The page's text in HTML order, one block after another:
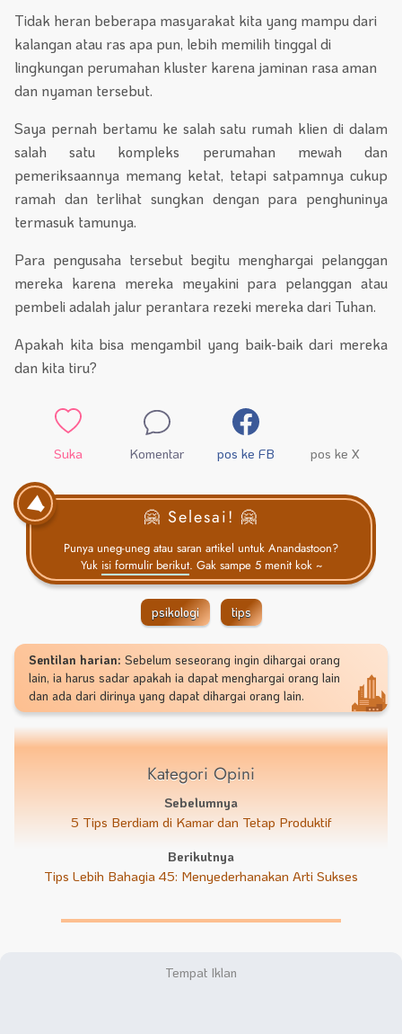
Tidak heran beberapa masyarakat kita yang mampu dari
kalangan atau ras apa pun, lebih memilih tinggal di
lingkungan perumahan kluster karena jaminan rasa aman
dan nyaman tersebut.
Saya pernah bertamu ke salah satu rumah klien di dalam
salah satu kompleks perumahan mewah dan
pemeriksaannya memang ketat, tetapi satpamnya cukup
ramah dan terlihat sungkan dengan para penghuninya
termasuk tamunya.
Para pengusaha tersebut begitu menghargai pelanggan
mereka karena mereka meyakini para pelanggan atau
pembeli adalah jalur perantara rezeki mereka dari Tuhan.
Apakah kita bisa mengambil yang baik-baik dari mereka
dan kita tiru?
Suka Komentar pos ke FB pos ke X
🤗 Selesai! 🤗
Punya uneg-uneg atau saran artikel untuk Anandastoon?
Yuk isi formulir berikut. Gak sampe 5 menit kok ~
psikologi tips
Sentilan harian: Sebelum seseorang ingin dihargai orang
lain, ia harus sadar apakah ia dapat menghargai orang lain
dan ada dari dirinya yang dapat dihargai orang lain.
Kategori Opini
Sebelumnya
5 Tips Berdiam di Kamar dan Tetap Produktif
Berikutnya
Tips Lebih Bahagia 45: Menyederhanakan Arti Sukses